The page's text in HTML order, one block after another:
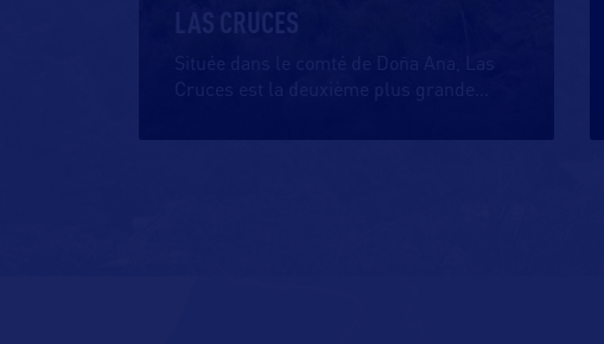
LAS CRUCES
Située dans le comté de Doña Ana, Las
Cruces est la deuxième plus grande